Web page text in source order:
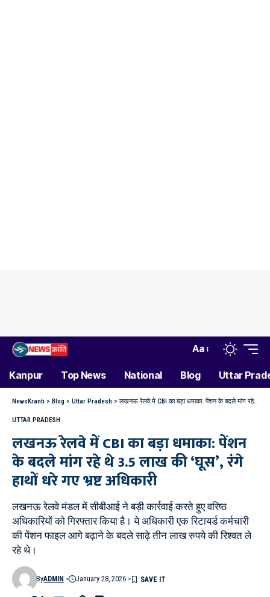
Aa
Kanpur Top News National Blog Uttar
NewsKranti > Blog > Uttar Pradesh > लखनऊ रेलवे में CBI का बड़ा धमाका: पेंशन के बदले मांग रहे थे 3.5 लाख की ‘घूस’, रंगे हाथों धरे गए भ्रष्ट अधिकारी
UTTAR PRADESH
लखनऊ रेलवे में CBI का बड़ा धमाका: पेंशन
के बदले मांग रहे थे 3.5 लाख की ‘घूस’, रंगे
हाथों धरे गए भ्रष्ट अधिकारी
लखनऊ रेलवे मंडल में सीबीआई ने बड़ी कार्रवाई करते हुए वरिष्ठ
अधिकारियों को गिरफ्तार किया है। ये अधिकारी एक रिटायर्ड कर्मचारी
की पेंशन फाइल आगे बढ़ाने के बदले साढ़े तीन लाख रुपये की रिश्वत ले
रहे थे।
ByADMIN January 28, 2026